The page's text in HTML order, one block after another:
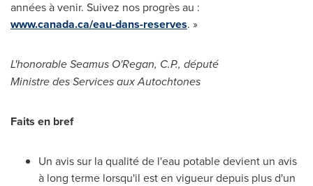
années à venir. Suivez nos progrès au :
www.canada.ca/eau-dans-reserves. »
L'honorableSeamus O'Regan, C.P., député
Ministre des Services aux Autochtones
Faits en bref
Un avis sur la qualité de l'eau potable devient un avis
à long terme lorsqu'il est en vigueur depuis plus d'un